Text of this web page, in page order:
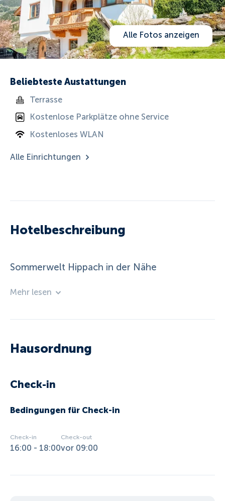
Alle Fotos anzeigen
Beliebteste Austattungen
Terrasse
Kostenlose Parkplätze ohne Service
Kostenloses WLAN
Alle Einrichtungen
Hotelbeschreibung
Sommerwelt Hippach in der Nähe
Mehr lesen
Hausordnung
Check-in
Bedingungen für Check-in
Check-in
16:00 - 18:00
Check-out
vor 09:00